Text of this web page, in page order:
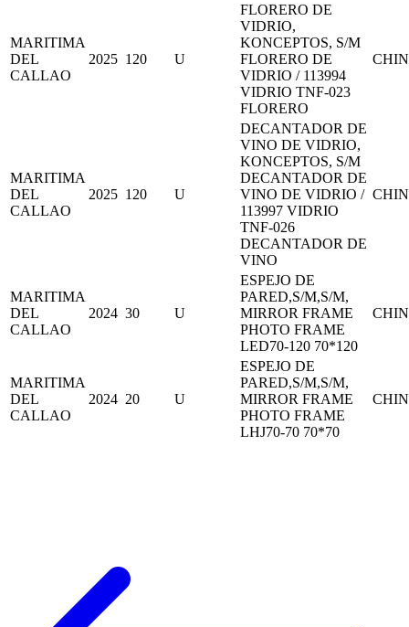
MARITIMA
DEL
CALLAO
2025 120 U
FLORERO DE
VIDRIO,
KONCEPTOS, S/M
FLORERO DE
VIDRIO / 113994
VIDRIO TNF-023
FLORERO
MARITIMA
DEL
CALLAO
2025 120 U
DECANTADOR DE
VINO DE VIDRIO,
KONCEPTOS, S/M
DECANTADOR DE
VINO DE VIDRIO /
113997 VIDRIO
TNF-026
DECANTADOR DE
VINO
MARITIMA
DEL
CALLAO
2024 30 U
ESPEJO DE
PARED,S/M,S/M,
MIRROR FRAME
PHOTO FRAME
LED70-120 70*120
MARITIMA
DEL
CALLAO
2024 20 U
ESPEJO DE
PARED,S/M,S/M,
MIRROR FRAME
PHOTO FRAME
LHJ70-70 70*70